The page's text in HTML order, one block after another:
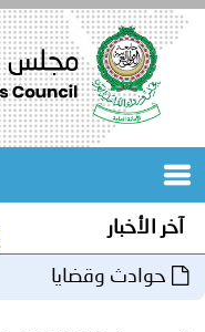
الرئيسية
آخر الأخبار
حوادث وقضايا